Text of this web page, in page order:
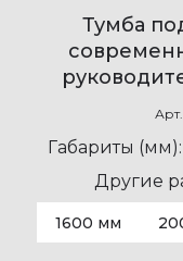
Тумба
Арт.
Габариты (мм):
Другие
1600 мм